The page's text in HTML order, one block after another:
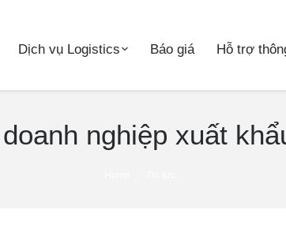
Dịch vụ Logistics Báo giá Hỗ trợ
nghiệp xuất